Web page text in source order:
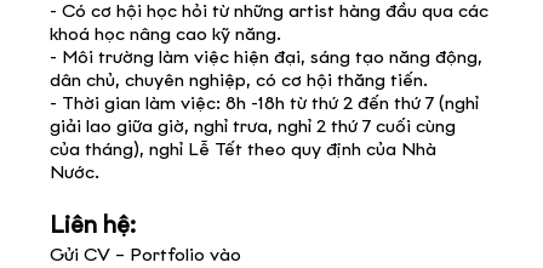
- Có cơ hội học hỏi từ những artist hàng đầu qua các
khoá học nâng cao kỹ năng.
- Môi trường làm việc hiện đại, sáng tạo năng động,
dân chủ, chuyên nghiệp, có cơ hội thăng tiến.
- Thời gian làm việc: 8h -18h từ thứ 2 đến thứ 7 (nghỉ
giải lao giữa giờ, nghỉ trưa, nghỉ 2 thứ 7 cuối cùng
của tháng), nghỉ Lễ Tết theo quy định của Nhà
Nước.
Liên hệ:
Gửi CV – Portfolio vào